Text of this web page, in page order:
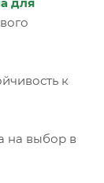
к
на выбор в